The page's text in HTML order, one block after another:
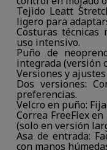
Tejido Leatt
ligero para
Costuras
uso intensivo.
Puño de
integrada (versión
Versiones y
Dos versiones:
preferencias.
Velcro en puño:
Correa FreeFlex
(solo en versión
Asa de entrada:
con manos